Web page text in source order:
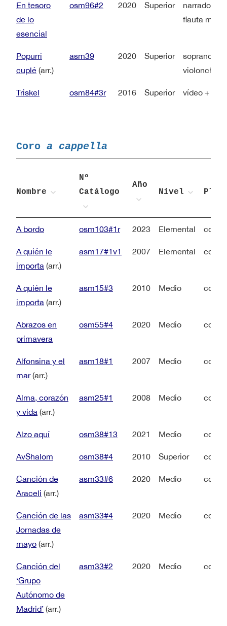
En tesoro
de lo
esencial
osm96#2 2020 Superior
narradora
flauta
Popurrí
cuplé (arr.)
asm39 2020 Superior
soprano +
violonchelo
Triskel osm84#3r 2016 Superior vídeo +
Coro a cappella
Nombre
Nº
Catálogo
Año
Nivel
A bordo osm103#1r 2023 Elemental coro
A quién le
importa (arr.)
asm17#1v1 2007 Elemental coro
A quién le
importa (arr.)
asm15#3 2010 Medio coro
Abrazos en
primavera
osm55#4 2020 Medio coro
Alfonsina y el
mar(arr.)
asm18#1 2007 Medio coro
Alma, corazón
y vida (arr.)
asm25#1 2008 Medio coro
Alzo aquí osm38#13 2021 Medio coro
AvShalom osm38#4 2010 Superior coro
Canción de
Araceli (arr.)
asm33#6 2020 Medio coro
Canción de las
Jornadas de
mayo (arr.)
asm33#4 2020 Medio coro
Canción del
‘Grupo
Autónomo de
Madrid’ (arr.)
asm33#2 2020 Medio coro